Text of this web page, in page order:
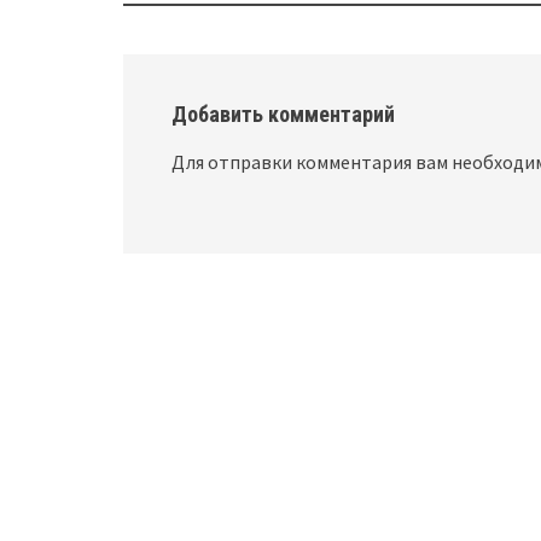
Добавить комментарий
Для отправки комментария вам